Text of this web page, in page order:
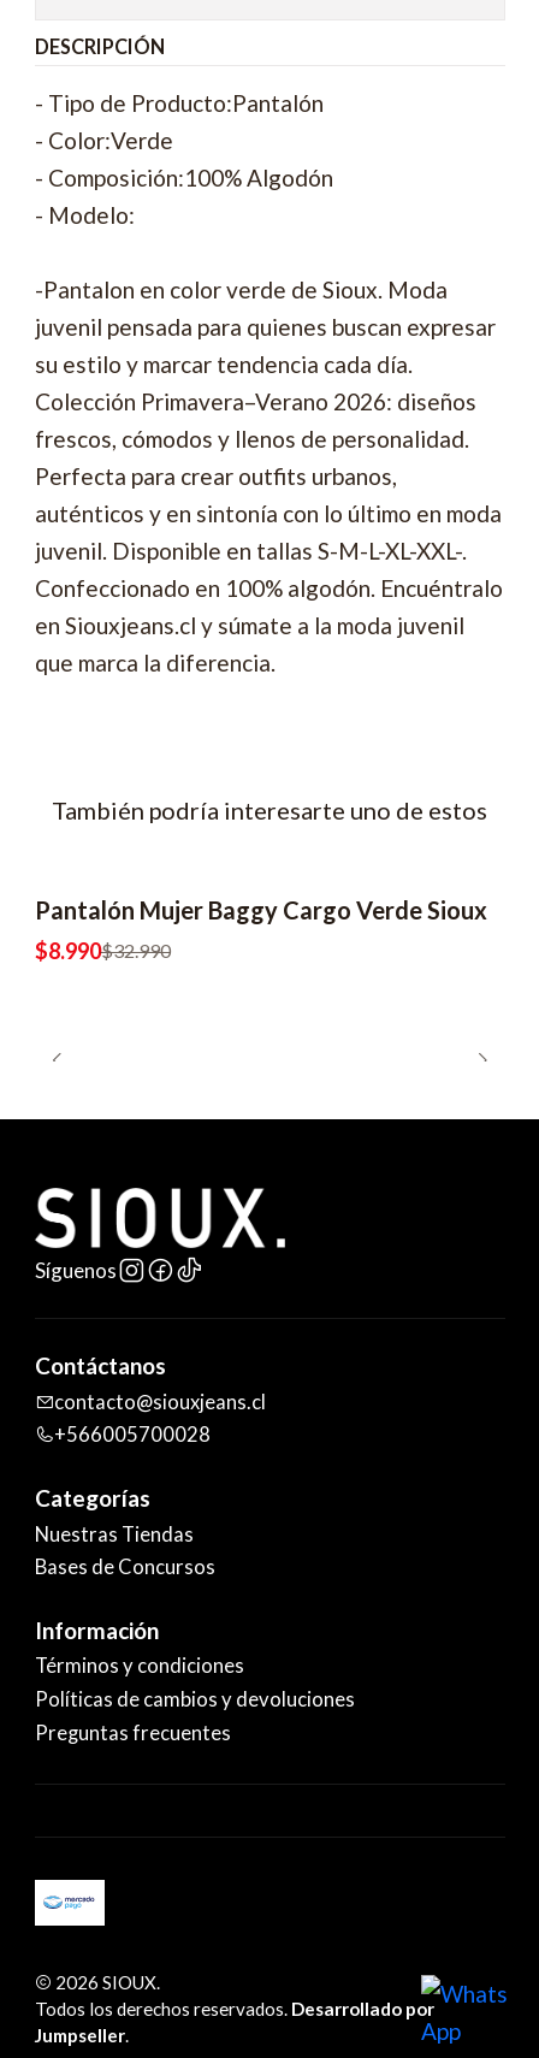
DESCRIPCIÓN
- Tipo de Producto:Pantalón
- Color:Verde
- Composición:100% Algodón
- Modelo:
-Pantalon en color verde de Sioux. Moda
juvenil pensada para quienes buscan expresar
su estilo y marcar tendencia cada día.
Colección Primavera–Verano 2026: diseños
frescos, cómodos y llenos de personalidad.
Perfecta para crear outfits urbanos,
auténticos y en sintonía con lo último en moda
juvenil. Disponible en tallas S-M-L-XL-XXL-.
Confeccionado en 100% algodón. Encuéntralo
en Siouxjeans.cl y súmate a la moda juvenil
que marca la diferencia.
También podría interesarte uno de estos
-73% OFF
Pantalón Mujer Baggy Cargo Verde Sioux
$8.990$32.990
Síguenos
Contáctanos
contacto@siouxjeans.cl
+566005700028
Categorías
Nuestras Tiendas
Bases de Concursos
Información
Términos y condiciones
Políticas de cambios y devoluciones
Preguntas frecuentes
2026 SIOUX.
Todos los derechos reservados. Desarrollado por
Jumpseller.